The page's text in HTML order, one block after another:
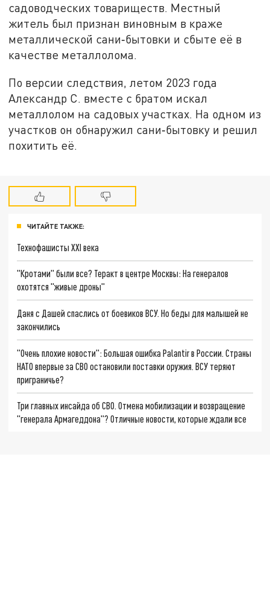
садоводческих товариществ. Местный
житель был признан виновным в краже
металлической сани‑бытовки и сбыте её в
качестве металлолома.
По версии следствия, летом 2023 года
Александр С. вместе с братом искал
металлолом на садовых участках. На одном из
участков он обнаружил сани‑бытовку и решил
похитить её.
ЧИТАЙТЕ ТАКЖЕ:
Технофашисты XXI века
"Кротами" были все? Теракт в центре Москвы: На генералов
охотятся "живые дроны"
Даня с Дашей спаслись от боевиков ВСУ. Но беды для малышей не
закончились
"Очень плохие новости": Большая ошибка Palantir в России. Страны
НАТО впервые за СВО остановили поставки оружия. ВСУ теряют
приграничье?
Три главных инсайда об СВО. Отмена мобилизации и возвращение
"генерала Армагеддона"? Отличные новости, которые ждали все